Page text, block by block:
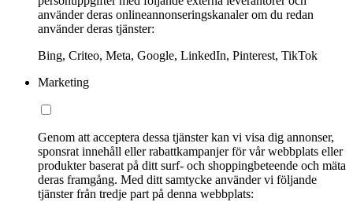
använder deras onlineannonseringskanaler om du redan
använder deras tjänster:
Bing, Criteo, Meta, Google, LinkedIn, Pinterest, TikTok
Marketing
Genom att acceptera dessa tjänster kan vi visa dig annonser,
sponsrat innehåll eller rabattkampanjer för vår webbplats eller
produkter baserat på ditt surf- och shoppingbeteende och mäta
deras framgång. Med ditt samtycke använder vi följande
tjänster från tredje part på denna webbplats: